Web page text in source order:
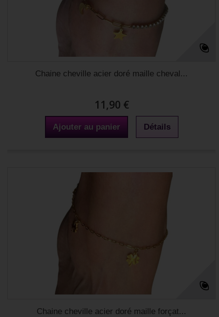
Chaine cheville acier doré maille cheval...
11,90 €
Ajouter au panier Détails
Chaine cheville acier doré maille forçat...